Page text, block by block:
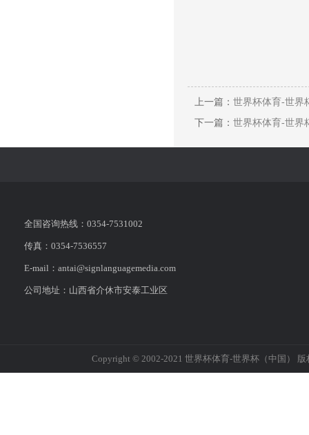
上一篇： 世界杯体育-世界
下一篇： 世界杯体育-世界
全国咨询热线：0354-7531002
传真：0354-7536557
E-mail：antai@signlanguagemedia.com
公司地址：山西省介休市安泰工业区
Copyright © 2002-2021 世界杯体育-世界杯（中国） 版